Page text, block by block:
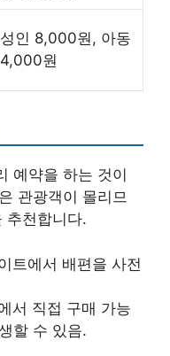
성인 8,000원, 아동
4,000원
예약을 하는 것이
관광객이 몰리므
추천합니다.
트에서 배편을 사전
서 직접 구매 가능
할 수 있음.